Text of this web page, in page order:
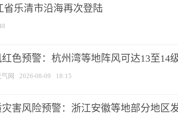
省乐清市沿海再次登陆
红色预警：杭州湾等地阵风可达13至14
网 2026-08-09 18:15
害风险预警：浙江安徽等地部分地区